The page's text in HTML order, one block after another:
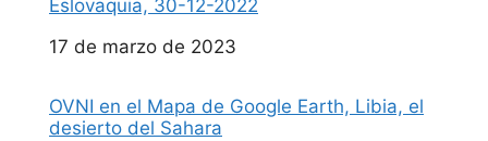
Eslovaquia, 30-12-2022
Fecha
17 de marzo de 2023
OVNI en el Mapa de Google Earth, Libia, el
desierto del Sahara